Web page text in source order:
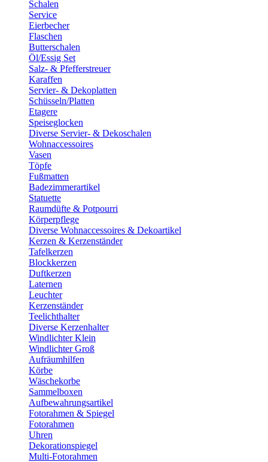
Schalen
Service
Eierbecher
Flaschen
Butterschalen
Öl/Essig Set
Salz- & Pfefferstreuer
Karaffen
Servier- & Dekoplatten
Schüsseln/Platten
Etagere
Speiseglocken
Diverse Servier- & Dekoschalen
Wohnaccessoires
Vasen
Töpfe
Fußmatten
Badezimmerartikel
Statuette
Raumdüfte & Potpourri
Körperpflege
Diverse Wohnaccessoires & Dekoartikel
Kerzen & Kerzenständer
Tafelkerzen
Blockkerzen
Duftkerzen
Laternen
Leuchter
Kerzenständer
Teelichthalter
Diverse Kerzenhalter
Windlichter Klein
Windlichter Groß
Aufräumhilfen
Körbe
Wäschekorbe
Sammelboxen
Aufbewahrungsartikel
Fotorahmen & Spiegel
Fotorahmen
Uhren
Dekorationspiegel
Multi-Fotorahmen